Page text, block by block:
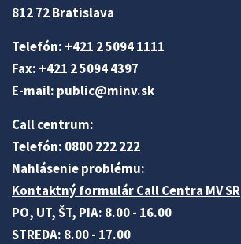
812 72 Bratislava
Telefón: +421 2 5094 1111
Fax: +421 2 5094 4397
E-mail: public@minv.sk
Call centrum:
Telefón: 0800 222 222
Nahlásenie problému:
Kontaktný formulár Call Centra MV SR
PO, UT, ŠT, PIA: 8.00 - 16.00
STREDA: 8.00 - 17.00